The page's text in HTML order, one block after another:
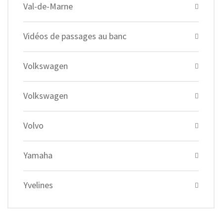
Val-de-Marne
Vidéos de passages au banc
Volkswagen
Volkswagen
Volvo
Yamaha
Yvelines